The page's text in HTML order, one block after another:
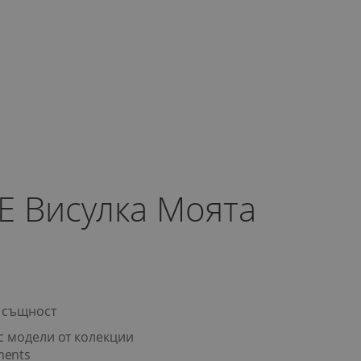
Висулка Моята
същност
модели от колекции